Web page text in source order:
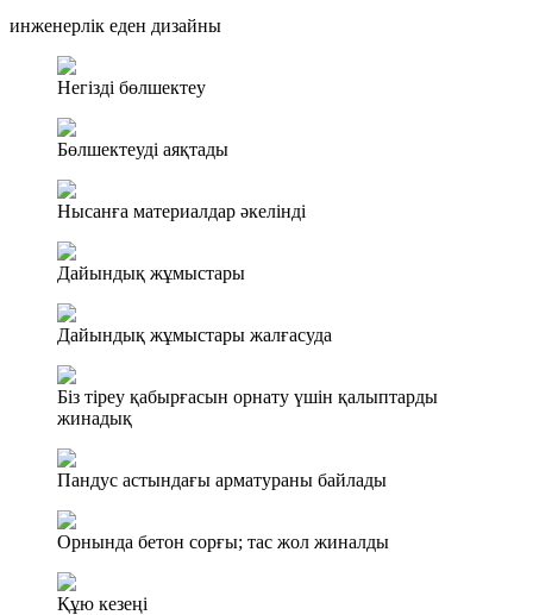
инженерлік еден дизайны
Негізді бөлшектеу
Бөлшектеуді аяқтады
Нысанға материалдар әкелінді
Дайындық жұмыстары
Дайындық жұмыстары жалғасуда
Біз тіреу қабырғасын орнату үшін қалыптарды
жинадық
Пандус астындағы арматураны байлады
Орнында бетон сорғы; тас жол жиналды
Құю кезеңі